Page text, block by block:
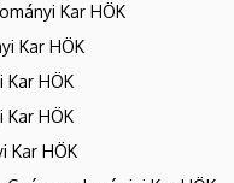
Kar HÖK
Kar HÖK
Kar HÖK
HÖK
Kar HÖK